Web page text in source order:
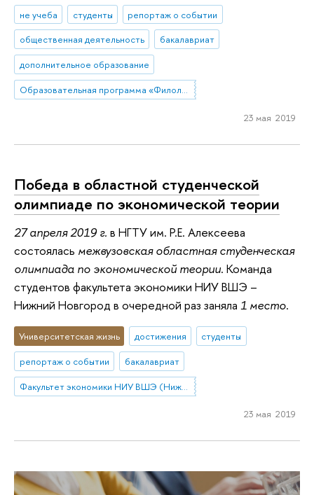
не учеба
студенты
репортаж о событии
общественная деятельность
бакалавриат
дополнительное образование
Образовательная программа «Филология»
23 мая 2019
Победа в областной студенческой
олимпиаде по экономической теории
27 апреля 2019 г. в НГТУ им. Р.Е. Алексеева
состоялась межвузовская областная студенческая
олимпиада по экономической теории. Команда
студентов факультета экономики НИУ ВШЭ –
Нижний Новгород в очередной раз заняла 1 место.
Университетская жизнь достижения
студенты
репортаж о событии
бакалавриат
Факультет экономики НИУ ВШЭ (Нижний Новгород)
23 мая 2019